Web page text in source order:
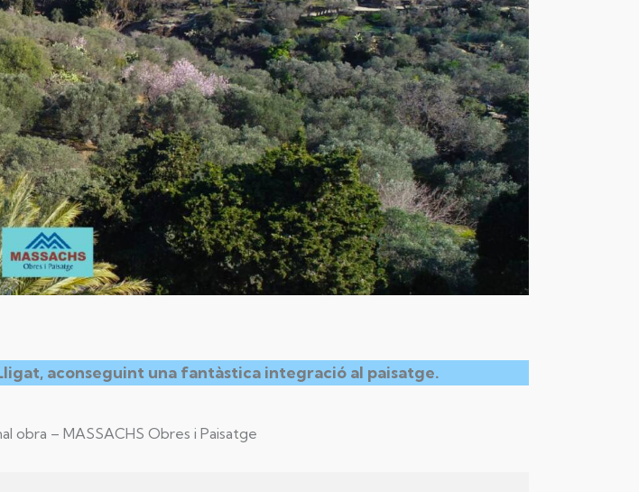
aconseguint una fantàstica integració al paisatge.
obra – MASSACHS Obres i Paisatge